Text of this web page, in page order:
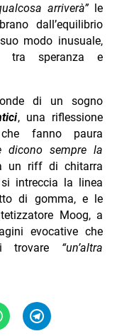
arriverà” le
dall’equilibrio
modo inusuale,
tra speranza e
di un sogno
, una riflessione
fanno paura
dicono sempre la
un riff di chitarra
intreccia la linea
di gomma, e le
Moog, a
evocative che
trovare “un’altra